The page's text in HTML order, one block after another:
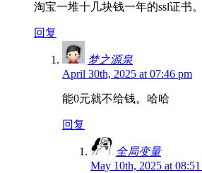
淘宝一堆十几块钱一年的ssl证书。
回复
梦之源泉
April 30th, 2025 at 07:46 pm
能0元就不给钱。哈哈
回复
全局变量
May 10th, 2025 at